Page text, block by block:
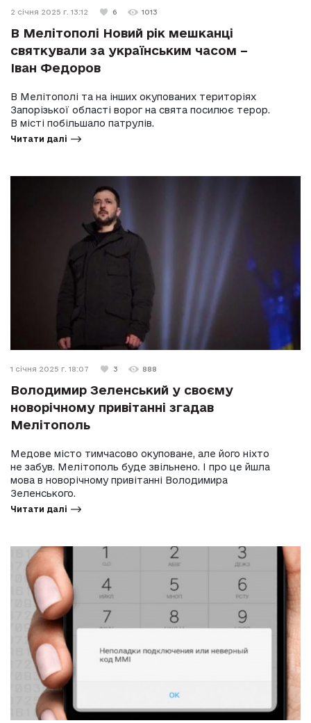
2 січня 2025 г. 13:12 6 1013
В Мелітополі Новий рік мешканці
святкували за українським часом –
Іван Федоров
В Мелітополі та на інших окупованих територіях
Запорізької області ворог на свята посилює терор.
В місті побільшало патрулів.
Читати далі
1 січня 2025 г. 18:07 3 888
Володимир Зеленський у своєму
новорічному привітанні згадав
Мелітополь
Медове місто тимчасово окуповане, але його ніхто
не забув. Мелітополь буде звільнено. І про це йшла
мова в новорічному привітанні Володимира
Зеленського.
Читати далі